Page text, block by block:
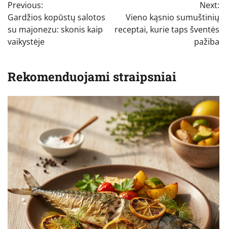
tarp
įrašų
Previous:
Gardžios kopūstų salotos
su majonezu: skonis kaip
vaikystėje
Next:
Vieno kąsnio sumuštinių
receptai, kurie taps šventės
pažiba
Rekomenduojami straipsniai